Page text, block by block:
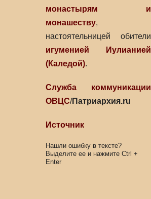
монастырям и
монашеству,
настоятельницей обители
игуменией Иулианией
(Каледой).
Служба коммуникации
ОВЦС/Патриархия.ru
Источник
Нашли ошибку в тексте?
Выделите ее и нажмите Ctrl +
Enter